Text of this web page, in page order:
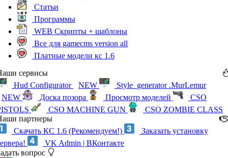
Статьи
Программы
WEB Скрипты + шаблоны
Все для gamecms version all
Платные модели кс 1.6
сервисы
Hud Configurator
NEW
Style_generator .MurLemur
NEW
Доска позора Просмотр моделей
CSO
CSO MACHINE GUN
CSO ZOMBIE CLASS
партнеры
Скачать КС 1.6 (Рекомендуем!)
Заказать установку
VK Admin | ВКонтакте
вопрос